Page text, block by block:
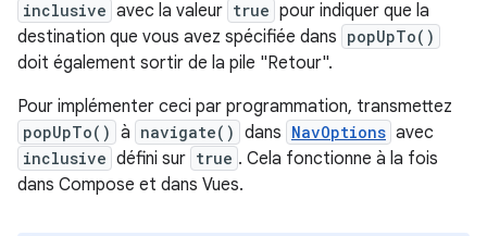
inclusive avec la valeur true pour indiquer que la
destination que vous avez spécifiée dans popUpTo()
doit également sortir de la pile "Retour".
Pour implémenter ceci par programmation, transmettez
popUpTo() à navigate() dans NavOptions avec
inclusive défini sur true . Cela fonctionne à la fois
dans Compose et dans Vues.